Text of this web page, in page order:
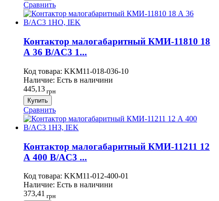
Сравнить
Контактор малогабаритный КМИ-11810 18
А 36 В/AC3 1...
Код товара: KKM11-018-036-10
Наличие: Есть в наличини
445,13 грн
Купить
Сравнить
Контактор малогабаритный КМИ-11211 12
А 400 В/AC3 ...
Код товара: KKM11-012-400-01
Наличие: Есть в наличини
373,41 грн